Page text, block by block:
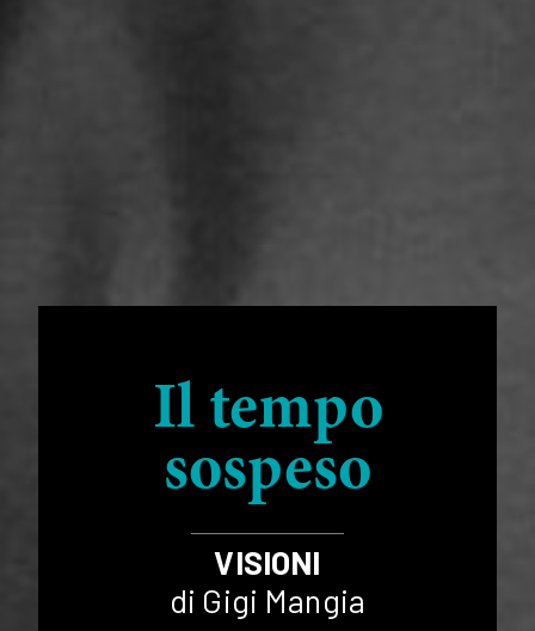
Il tempo
sospeso
VISIONI
di Gigi Mangia